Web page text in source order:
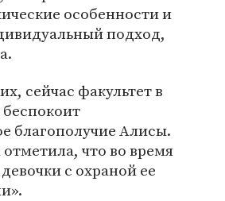
особенности и
подход,
сейчас факультет в
благополучие Алисы.
что во время
с охраной ее